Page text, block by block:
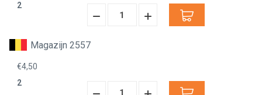
2
Hoeveelheid
Hoeveelheid
Magazijn 2557
€4,50
2
Hoeveelheid
Hoeveelheid